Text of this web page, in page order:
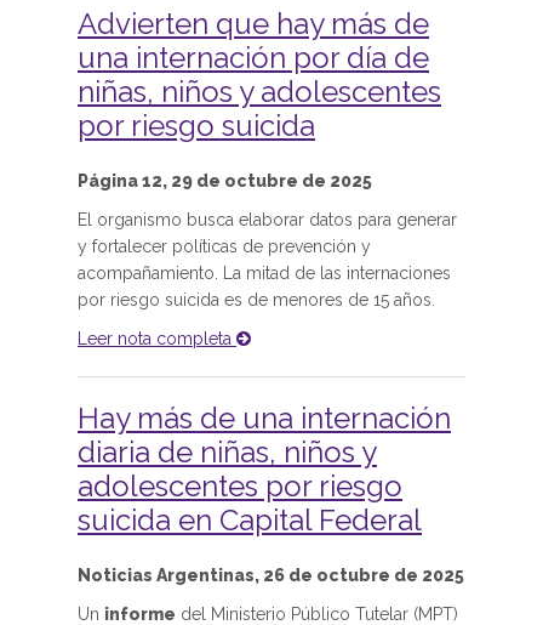
Advierten que hay más de
una internación por día de
niñas, niños y adolescentes
por riesgo suicida
Página 12, 29 de octubre de 2025
El organismo busca elaborar datos para generar
y fortalecer políticas de prevención y
acompañamiento. La mitad de las internaciones
por riesgo suicida es de menores de 15 años.
Leer nota completa
Hay más de una internación
diaria de niñas, niños y
adolescentes por riesgo
suicida en Capital Federal
Noticias Argentinas, 26 de octubre de 2025
Un informe del Ministerio Público Tutelar (MPT)